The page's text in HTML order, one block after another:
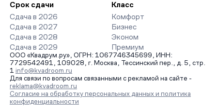
Срок сдачи
Сдача в 2026
Сдача в 2027
Сдача в 2028
Сдача в 2029
Класс
Комфорт
Бизнес
Эконом
Премиум
ООО «Квадрум.ру», ОГРН: 1067746345699, ИНН:
7729542491, 109028, г. Москва, Тессинский пер., д. 5, стр.
1 info@kvadroom.ru
Для связи по вопросам связанными с рекламой на сайте -
reklama@kvadroom.ru
Согласие на обработку персональных данных и политика
конфиденциальности